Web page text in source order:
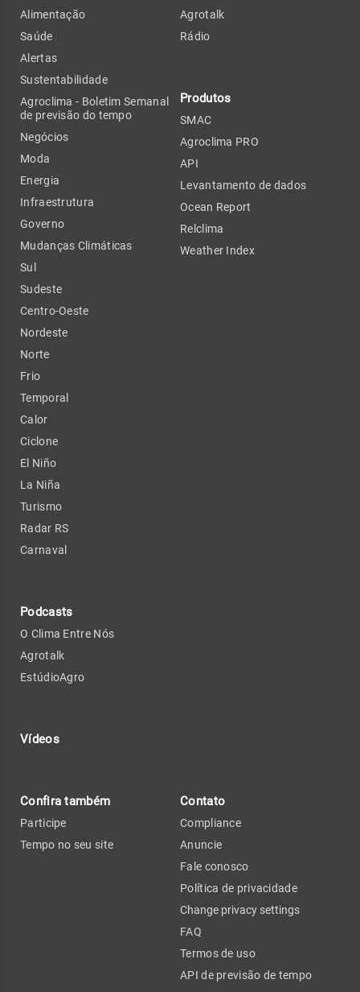
Alimentação
Saúde
Alertas
Sustentabilidade
Agroclima - Boletim Semanal
de previsão do tempo
Negócios
Moda
Energia
Infraestrutura
Governo
Mudanças Climáticas
Sul
Sudeste
Centro-Oeste
Nordeste
Norte
Frio
Temporal
Calor
Ciclone
El Niño
La Niña
Turismo
Radar RS
Carnaval
Podcasts
O Clima Entre Nós
Agrotalk
EstúdioAgro
Vídeos
Agrotalk
Rádio
Produtos
SMAC
Agroclima PRO
API
Levantamento de dados
Ocean Report
Relclima
Weather Index
Confira também
Participe
Tempo no seu site
Contato
Compliance
Anuncie
Fale conosco
Política de privacidade
Change privacy settings
FAQ
Termos de uso
API de previsão de tempo